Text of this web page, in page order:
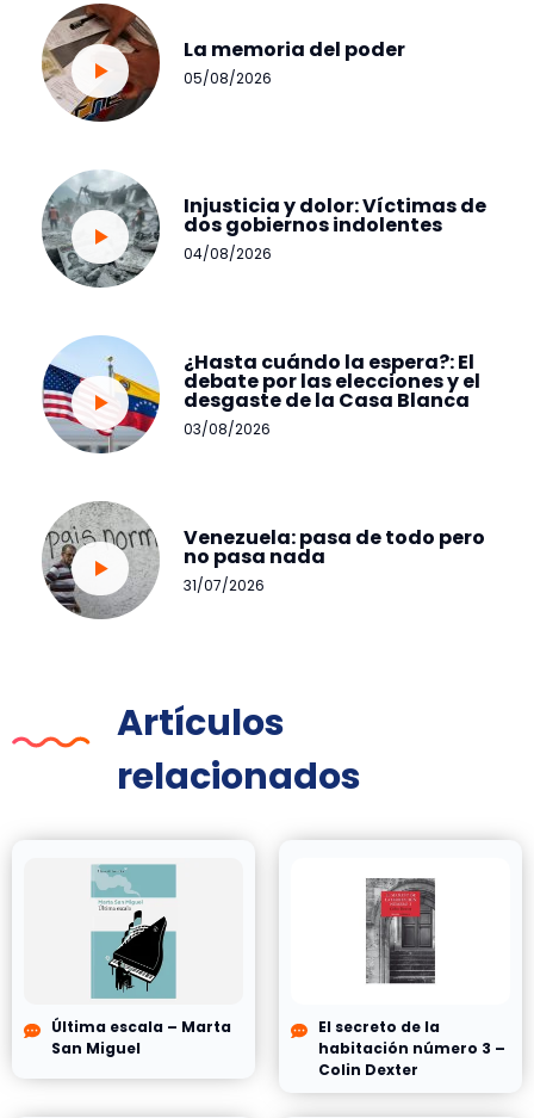
La memoria del poder
05/08/2026
Injusticia y dolor: Víctimas de
dos gobiernos indolentes
04/08/2026
¿Hasta cuándo la espera?: El
debate por las elecciones y el
desgaste de la Casa Blanca
03/08/2026
Venezuela: pasa de todo pero
no pasa nada
31/07/2026
Artículos
relacionados
Última escala – Marta
San Miguel
El secreto de la
habitación número 3 –
Colin Dexter